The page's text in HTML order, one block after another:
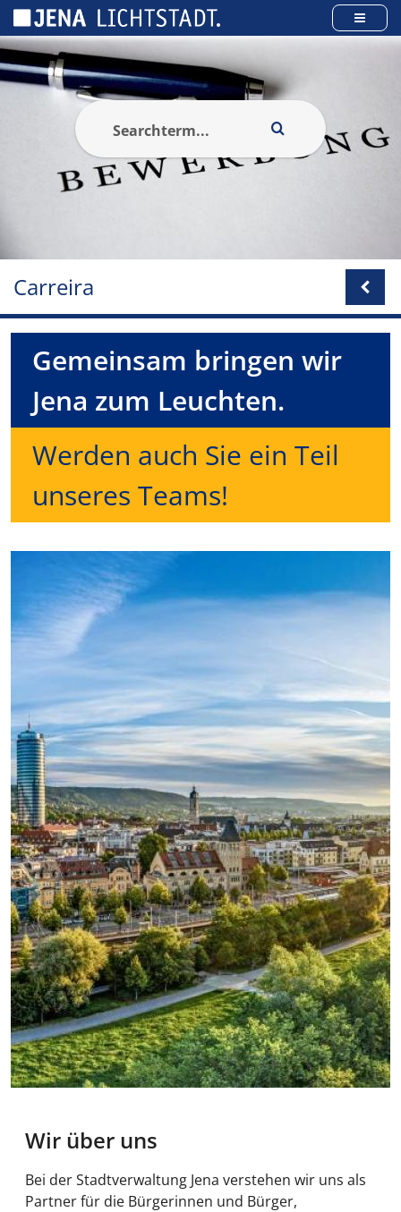
Carreira
Gemeinsam bringen wir
Jena zum Leuchten.
Werden auch Sie ein Teil
unseres Teams!
Wir über uns
Bei der Stadtverwaltung Jena verstehen wir uns als
Partner für die Bürgerinnen und Bürger,
Cookies management panel